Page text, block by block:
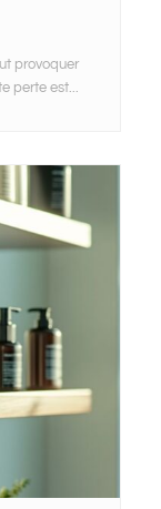
provoquer
perte est...